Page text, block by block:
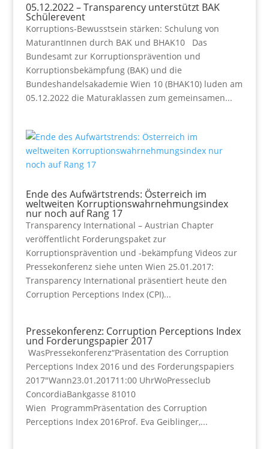
05.12.2022 – Transparency unterstützt BAK
Schülerevent
Korruptions-Bewusstsein stärken: Schulung von
MaturantInnen durch BAK und BHAK10 Das
Bundesamt zur Korruptionsprävention und
Korruptionsbekämpfung (BAK) und die
Bundeshandelsakademie Wien 10 (BHAK10) luden am
05.12.2022 die Maturaklassen zum gemeinsamen...
Ende des Aufwärtstrends: Österreich im
weltweiten Korruptionswahrnehmungsindex
nur noch auf Rang 17
Transparency International – Austrian Chapter
veröffentlicht Forderungspaket zur
Korruptionsprävention und -bekämpfung Videos zur
Pressekonferenz siehe unten Wien 25.01.2017:
Transparency International präsentiert heute den
Corruption Perceptions Index (CPI)...
Pressekonferenz: Corruption Perceptions Index
und Forderungspapier 2017
WasPressekonferenz“Präsentation des Corruption
Perceptions Index 2016 und des Forderungspapiers
2017″Wann23.01.201711:00 UhrWoPresseclub
ConcordiaBankgasse 81010
Wien ProgrammPräsentation des Corruption
Perceptions Index 2016Prof. Eva Geiblinger,...